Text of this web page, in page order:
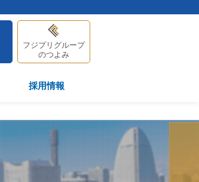
フジプリグループ
のつよみ
採用情報